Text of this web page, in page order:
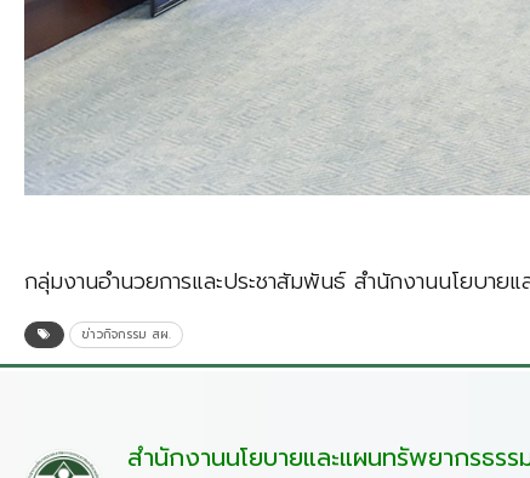
กลุ่มงานอำนวยการและประชาสัมพันธ์ สำนักงานนโยบาย
ข่าวกิจกรรม สผ.
สำนักงานนโยบายและแผนทรัพยากรธร